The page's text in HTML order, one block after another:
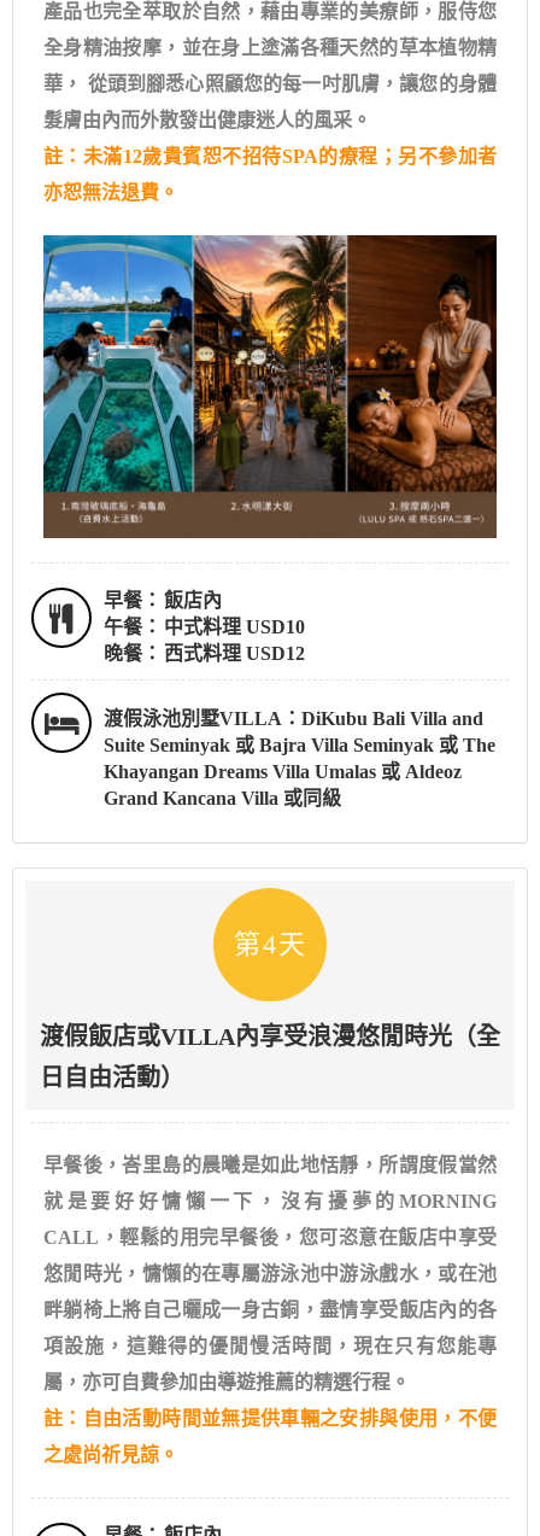
產品也完全萃取於自然，藉由專業的美療師，服侍您
全身精油按摩，並在身上塗滿各種天然的草本植物精
華， 從頭到腳悉心照顧您的每一吋肌膚，讓您的身體
髮膚由內而外散發出健康迷人的風采。
註：未滿12歲貴賓恕不招待SPA的療程；另不參加者
亦恕無法退費。
早餐： 飯店內
午餐： 中式料理 USD10
晚餐： 西式料理 USD12
渡假泳池別墅VILLA：DiKubu Bali Villa and
Suite Seminyak 或 Bajra Villa Seminyak 或 The
Khayangan Dreams Villa Umalas 或 Aldeoz
Grand Kancana Villa 或同級
第4天
渡假飯店或VILLA內享受浪漫悠閒時光（全
日自由活動）
早餐後，峇里島的晨曦是如此地恬靜，所謂度假當然
就是要好好慵懶一下，沒有擾夢的MORNING
CALL，輕鬆的用完早餐後，您可恣意在飯店中享受
悠閒時光，慵懶的在專屬游泳池中游泳戲水，或在池
畔躺椅上將自己曬成一身古銅，盡情享受飯店內的各
項設施，這難得的優閒慢活時間，現在只有您能專
屬，亦可自費參加由導遊推薦的精選行程。
註：自由活動時間並無提供車輛之安排與使用，不便
之處尚祈見諒。